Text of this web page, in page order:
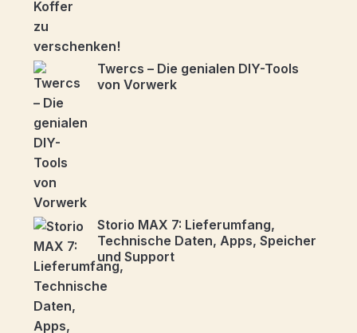
Twercs – Die genialen DIY-Tools
von Vorwerk
Storio MAX 7: Lieferumfang,
Technische Daten, Apps, Speicher
und Support